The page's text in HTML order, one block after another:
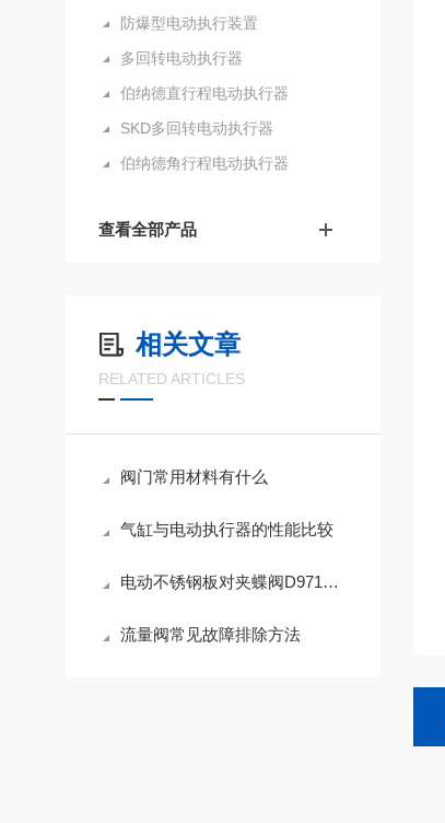
防爆型电动执行装置
多回转电动执行器
伯纳德直行程电动执行器
SKD多回转电动执行器
伯纳德角行程电动执行器
查看全部产品
相关文章
RELATED ARTICLES
阀门常用材料有什么
气缸与电动执行器的性能比较
电动不锈钢板对夹蝶阀D971XP-16Q电动蝶阀的应用和安装须知
流量阀常见故障排除方法